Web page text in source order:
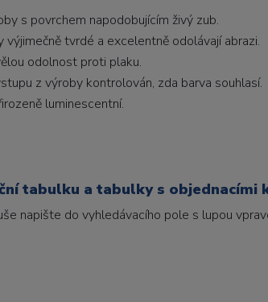
s povrchem napodobujícím živý zub.
tvrdé a excelentně odolávají abrazi.
odolnost proti plaku.
z výroby kontrolován, zda barva souhlasí.
luminescentní.
tabulku a tabulky s objednacími
napište do vyhledávacího pole s lupou